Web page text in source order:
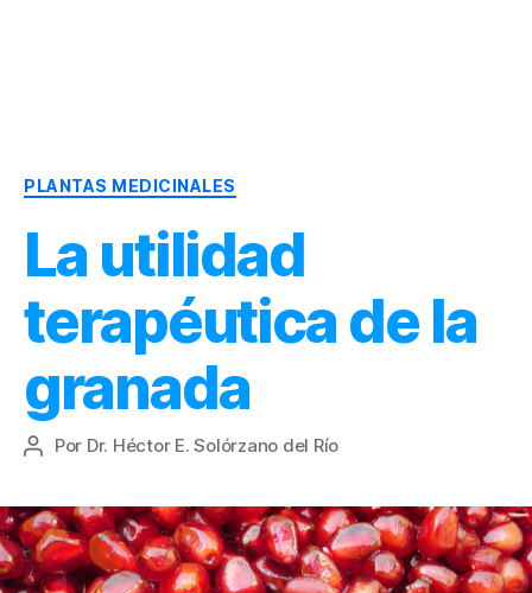
Terapia
Nutricional
y
Nutrición
PLANTAS MEDICINALES
La utilidad
terapéutica de la
granada
Autor
entrada
Por Dr. Héctor E. Solórzano del Río